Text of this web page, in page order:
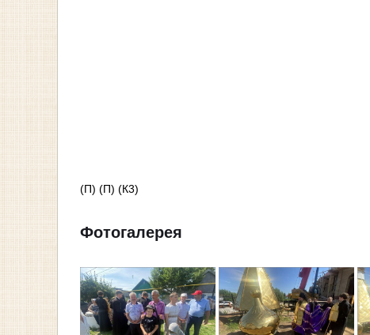
(П) (П) (К3)
Фотогалерея